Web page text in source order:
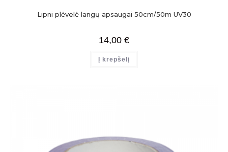
Lipni plėvelė langų apsaugai 50cm/50m UV30
14,00 €
Į krepšelį